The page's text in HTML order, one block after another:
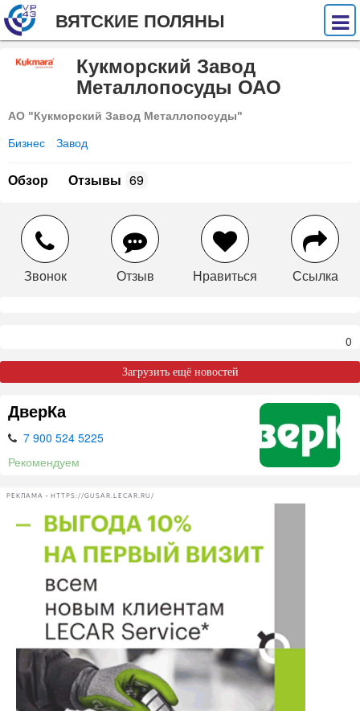
ВЯТСКИЕ ПОЛЯНЫ
Кукморский Завод
Металлопосуды ОАО
АО "Кукморский Завод Металлопосуды"
Бизнес Завод
Обзор Отзывы 69
Звонок Отзыв Нравиться Ссылка
0
Загрузить ещё новостей
ДверКа
7 900 524 5225
Рекомендуем
РЕКЛАМА • HTTPS://GUSAR.LECAR.RU/